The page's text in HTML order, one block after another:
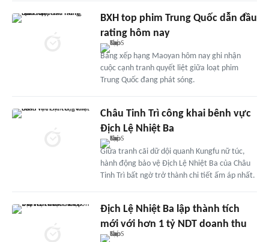
BXH top phim Trung Quốc dẫn đầu
rating hôm nay
Bảng xếp hạng Maoyan hôm nay ghi nhận
cuộc cạnh tranh quyết liệt giữa loạt phim
Trung Quốc đang phát sóng.
Châu Tinh Trì công khai bênh vực
Địch Lệ Nhiệt Ba
Giữa tranh cãi dữ dội quanh Kungfu nữ túc,
hành động bảo vệ Địch Lệ Nhiệt Ba của Châu
Tinh Trì bất ngờ trở thành chi tiết ấm áp nhất.
Địch Lệ Nhiệt Ba lập thành tích
mới với hơn 1 tỷ NDT doanh thu